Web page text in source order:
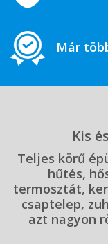
Már
Kis
Teljes körű
hűtés,
termosztát,
csaptelep,
azt nagyon